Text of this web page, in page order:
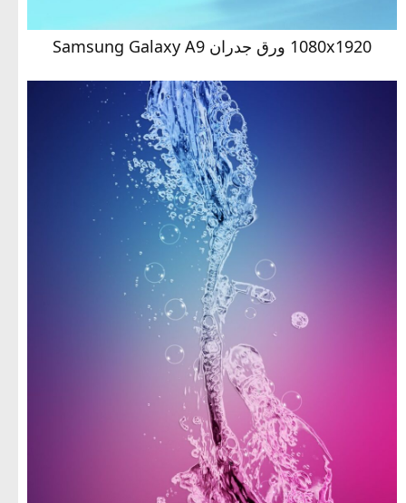
1080x1920 ورق جدران Samsung Galaxy A9